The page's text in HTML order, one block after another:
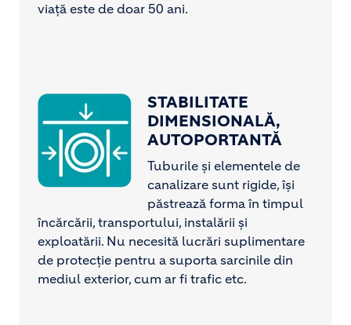
viață este de doar 50 ani.
Image
STABILITATE
DIMENSIONALĂ,
AUTOPORTANTĂ
Tuburile și elementele de
canalizare sunt rigide, își
păstrează forma în timpul
încărcării, transportului, instalării și
exploatării. Nu necesită lucrări suplimentare
de protecție pentru a suporta sarcinile din
mediul exterior, cum ar fi trafic etc.